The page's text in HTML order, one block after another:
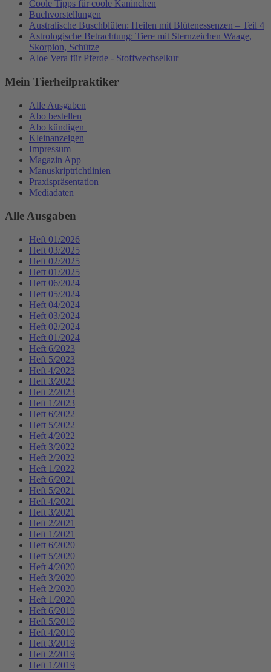
Coole Tipps für coole Kaninchen
Buchvorstellungen
Australische Buschblüten: Heilen mit Blütenessenzen – Teil 4
Astrologische Betrachtung: Tiere mit Sternzeichen Waage,
Skorpion, Schütze
Aloe Vera für Pferde - Stoffwechselkur
Mein Tierheilpraktiker
Alle Ausgaben
Abo bestellen
Abo kündigen
Kleinanzeigen
Impressum
Magazin App
Manuskriptrichtlinien
Praxispräsentation
Mediadaten
Alle Ausgaben
Heft 01/2026
Heft 03/2025
Heft 02/2025
Heft 01/2025
Heft 06/2024
Heft 05/2024
Heft 04/2024
Heft 03/2024
Heft 02/2024
Heft 01/2024
Heft 6/2023
Heft 5/2023
Heft 4/2023
Heft 3/2023
Heft 2/2023
Heft 1/2023
Heft 6/2022
Heft 5/2022
Heft 4/2022
Heft 3/2022
Heft 2/2022
Heft 1/2022
Heft 6/2021
Heft 5/2021
Heft 4/2021
Heft 3/2021
Heft 2/2021
Heft 1/2021
Heft 6/2020
Heft 5/2020
Heft 4/2020
Heft 3/2020
Heft 2/2020
Heft 1/2020
Heft 6/2019
Heft 5/2019
Heft 4/2019
Heft 3/2019
Heft 2/2019
Heft 1/2019